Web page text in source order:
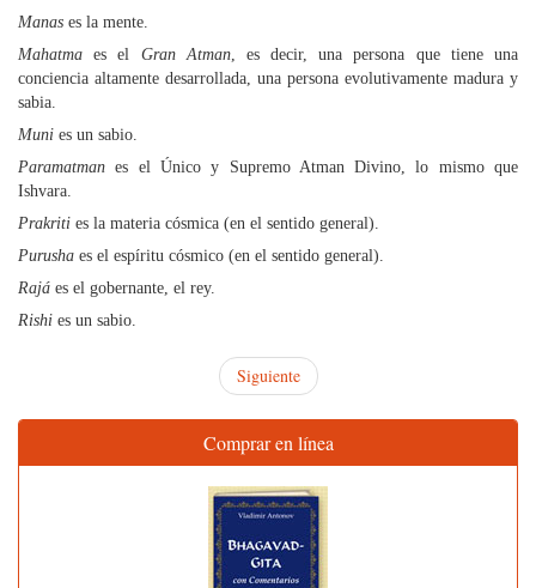
Manas es la mente.
Mahatma es el Gran Atman, es decir, una persona que tiene una
conciencia altamente desarrollada, una persona evolutivamente madura y
sabia.
Muni es un sabio.
Paramatman es el Único y Supremo Atman Divino, lo mismo que
Ishvara.
Prakriti es la materia cósmica (en el sentido general).
Purusha es el espíritu cósmico (en el sentido general).
Rajá es el gobernante, el rey.
Rishi es un sabio.
Siguiente
Comprar en línea